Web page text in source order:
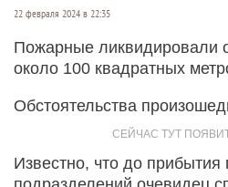
22 февраля 2024 в 22:35
Пожарные ликвидировали
около 100 квадратных
Обстоятельства
Известно, что до